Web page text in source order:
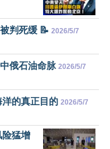
判死缓 📝 2026/5/7
俄石油命脉 2026/5/7
的真正目的 2026/5/7
险猛增